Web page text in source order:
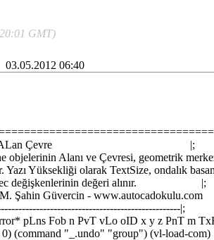
GMT)
03.05.2012 06:40
ALan Çevre |;
objelerinin Alanı ve Çevresi, geometrik
Yazı Yüksekliği olarak TextSize, ondalık
değişkenlerinin değeri alınır. |;
Şahin Güvercin -
|;
pLns Fob n PvT vLo oID x y z PnT m
(command "_.undo" "group") (vl-load-com)